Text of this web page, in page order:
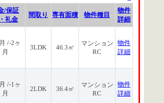
/保証
礼金
間取り 専有面積 物件種目
物件
詳細
/-2ヶ
月
3LDK 46.3㎡
マンション
RC
物件
詳細
/-1ヶ
月
2LDK 36.4㎡
マンション
RC
物件
詳細